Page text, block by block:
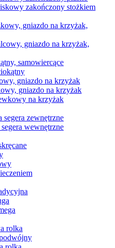
zakończony stożkiem
gniazdo na krzyżak,
gniazdo na krzyżak,
samowiercące
gniazdo na krzyżak
gniazdo na krzyżak
na krzyżak
zewnętrzne
wewnętrzne
rolka